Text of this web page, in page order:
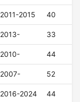
2011-2015 40
2013- 33
2010- 44
2007- 52
2016-2024 44